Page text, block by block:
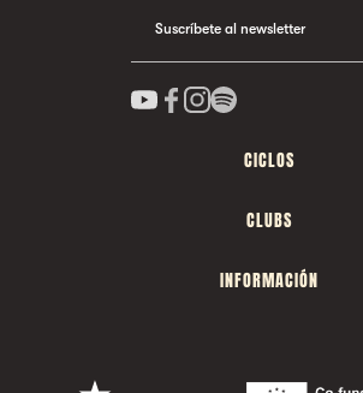
Suscríbete al newsletter
CICLOS
CLUBS
INFORMACIÓN